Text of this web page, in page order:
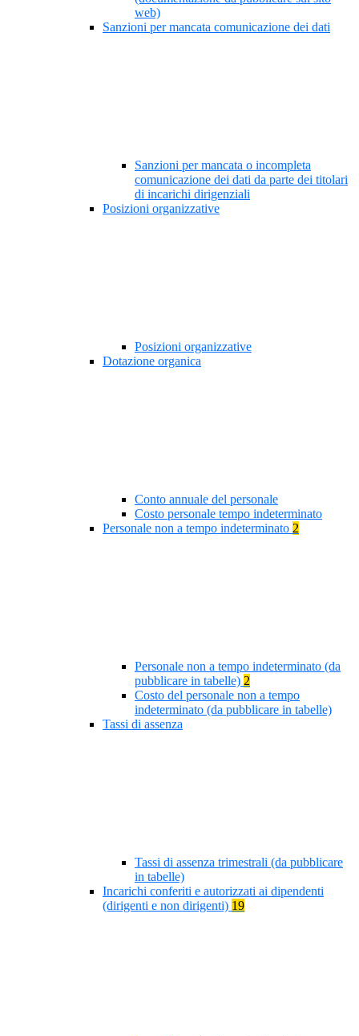
web)
Sanzioni per mancata comunicazione dei dati
Sanzioni per mancata o incompleta
comunicazione dei dati da parte dei titolari
di incarichi dirigenziali
Posizioni organizzative
Posizioni organizzative
Dotazione organica
Conto annuale del personale
Costo personale tempo indeterminato
Personale non a tempo indeterminato 2
Personale non a tempo indeterminato (da
pubblicare in tabelle) 2
Costo del personale non a tempo
indeterminato (da pubblicare in tabelle)
Tassi di assenza
Tassi di assenza trimestrali (da pubblicare
in tabelle)
Incarichi conferiti e autorizzati ai dipendenti
(dirigenti e non dirigenti) 19